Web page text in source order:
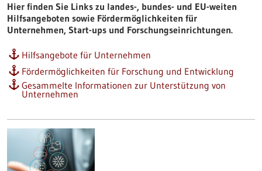
Hier finden Sie Links zu landes-, bundes- und EU-weiten
Hilfsangeboten sowie Fördermöglichkeiten für
Unternehmen, Start-ups und Forschungseinrichtungen.
Hilfsangebote für Unternehmen
Fördermöglichkeiten für Forschung und Entwicklung
Gesammelte Informationen zur Unterstützung von
Unternehmen